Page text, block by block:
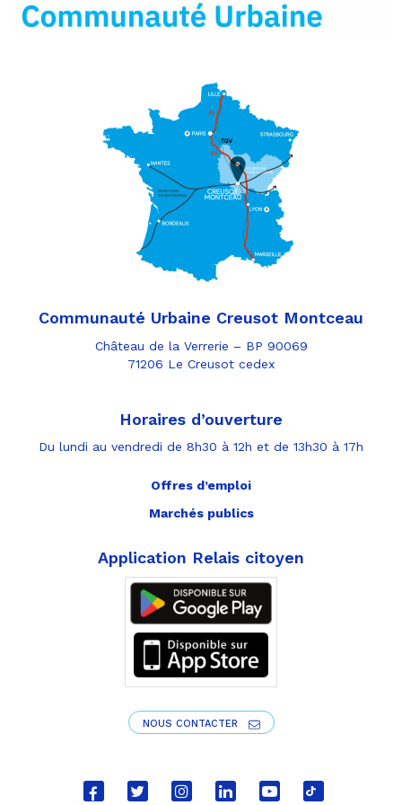
Communauté Urbaine Creusot Montceau
Château de la Verrerie – BP 90069
71206 Le Creusot cedex
Horaires d’ouverture
Du lundi au vendredi de 8h30 à 12h et de 13h30 à 17h
Lien Lien Lien Lien Lien Lien
Offres d’emploi
Marchés publics
Application Relais citoyen
NOUS CONTACTER